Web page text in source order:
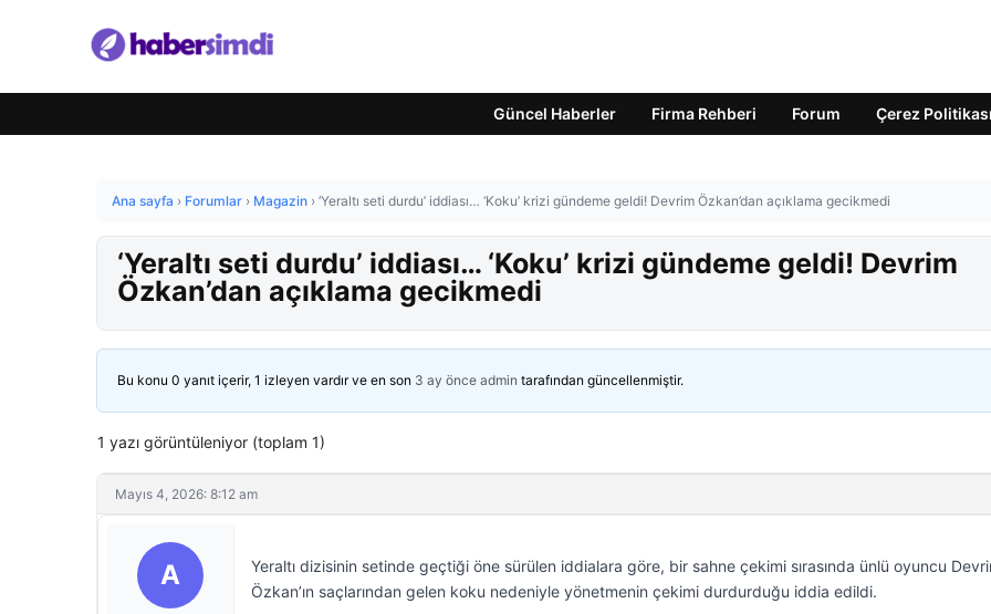
Güncel Haberler Firma Rehberi Forum Çerez Politikası
Ana sayfa › Forumlar › Magazin › ‘Yeraltı seti durdu’ iddiası… ‘Koku’ krizi gündeme geldi! Devrim Özkan’dan açıklama gecikmedi
‘Yeraltı seti durdu’ iddiası… ‘Koku’ krizi gündeme geldi! Devrim
Özkan’dan açıklama gecikmedi
Bu konu 0 yanıt içerir, 1 izleyen vardır ve en son 3 ay önce admin tarafından güncellenmiştir.
1 yazı görüntüleniyor (toplam 1)
Mayıs 4, 2026: 8:12 am
A
Yeraltı dizisinin setinde geçtiği öne sürülen iddialara göre, bir sahne çekimi sırasında ünlü oyuncu
Özkan’ın saçlarından gelen koku nedeniyle yönetmenin çekimi durdurduğu iddia edildi.